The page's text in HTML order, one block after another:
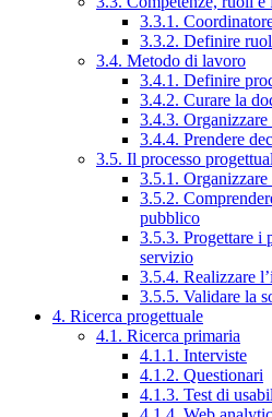
3.3.1.
3.3.2. Definire
3.4. Metodo di lavoro
3.4.1. Definire
3.4.2. Curare la
3.4.3.
3.4.4. Prendere
3.5. Il processo
3.5.1.
3.5.2.
pubblico
3.5.3. Progettare i
servizio
3.5.4. Realizzare
3.5.5. Validare la
4. Ricerca progettuale
4.1. Ricerca primaria
4.1.1. Interviste
4.1.2. Questionari
4.1.3. Test di